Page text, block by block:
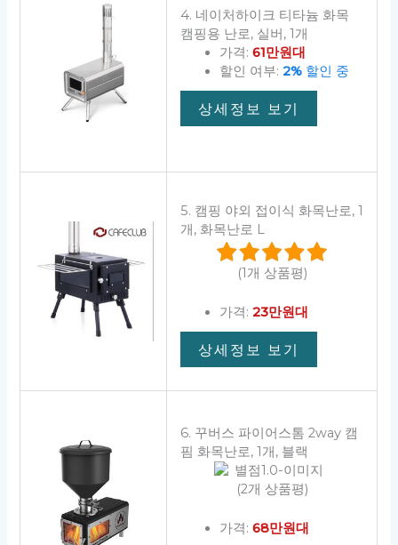
4. 네이처하이크 티타늄 화목
캠핑용 난로, 실버, 1개
가격: 61만원대
할인 여부: 2%할인 중
상세정보 보기
5. 캠핑 야외 접이식 화목난로, 1
개, 화목난로 L
(1개 상품평)
가격: 23만원대
상세정보 보기
6. 꾸버스 파이어스톰 2way 캠
핌 화목난로, 1개, 블랙
(2개 상품평)
가격: 68만원대